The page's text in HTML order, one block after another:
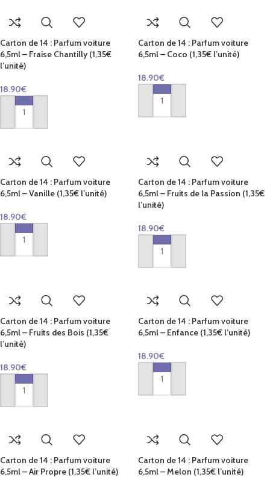
Carton de 14 : Parfum voiture
6,5ml – Fraise Chantilly (1,35€
l’unité)
18.90€
AJOUTER AU PANIER
Carton de 14 : Parfum voiture
6,5ml – Coco (1,35€ l’unité)
18.90€
AJOUTER AU PANIER
Carton de 14 : Parfum voiture
6,5ml – Vanille (1,35€ l’unité)
18.90€
AJOUTER AU PANIER
Carton de 14 : Parfum voiture
6,5ml – Fruits de la Passion (1,35€
l’unité)
18.90€
AJOUTER AU PANIER
Carton de 14 : Parfum voiture
6,5ml – Fruits des Bois (1,35€
l’unité)
18.90€
AJOUTER AU PANIER
Carton de 14 : Parfum voiture
6,5ml – Enfance (1,35€ l’unité)
18.90€
AJOUTER AU PANIER
Carton de 14 : Parfum voiture
6,5ml – Air Propre (1,35€ l’unité)
Carton de 14 : Parfum voiture
6,5ml – Melon (1,35€ l’unité)